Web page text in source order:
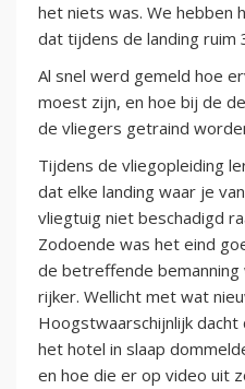
het niets was. We hebben
dat tijdens de landing
Al snel werd gemeld hoe
moest zijn, en hoe bij de
de vliegers getraind
Tijdens de vliegopleiding
dat elke landing waar je
vliegtuig niet beschadigd
Zodoende was het eind
de betreffende
rijker. Wellicht met wat
Hoogstwaarschijnlijk
het hotel in slaap
en hoe die er op video uit